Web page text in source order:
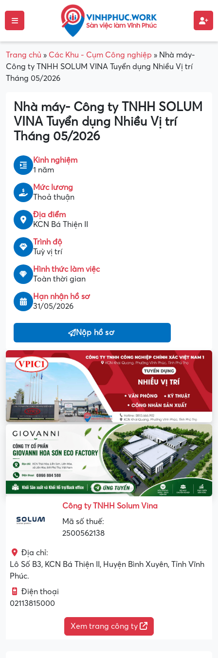
Trang chủ » Các Khu - Cụm Công nghiệp » Nhà máy-
Công ty TNHH SOLUM VINA Tuyển dụng Nhiều Vị trí
Tháng 05/2026
Nhà máy- Công ty TNHH SOLUM
VINA Tuyển dụng Nhiều Vị trí
Tháng 05/2026
Kinh nghiệm
1 năm
Mức lương
Thoả thuận
Địa điểm
KCN Bá Thiện II
Trình độ
Tuỳ vị trí
Hình thức làm việc
Toàn thời gian
Hạn nhận hồ sơ
31/05/2026
Nộp hồ sơ
Công ty TNHH Solum Vina
Mã số thuế:
2500562138
Địa chỉ:
Lô Số B3, KCN Bá Thiện II, Huyện Bình Xuyên, Tỉnh Vĩnh
Phúc.
Điện thoại
02113815000
Xem trang công ty